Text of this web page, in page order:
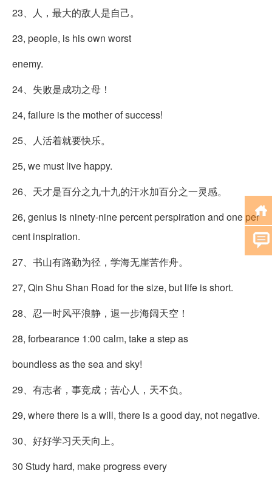
23、人，最大的敌人是自己。
23, people, is his own worst
enemy.
24、失败是成功之母！
24, failure is the mother of success!
25、人活着就要快乐。
25, we must live happy.
26、天才是百分之九十九的汗水加百分之一灵感。
26, genius is ninety-nine percent perspiration and one per
cent inspiration.
27、书山有路勤为径，学海无崖苦作舟。
27, Qin Shu Shan Road for the size, but life is short.
28、忍一时风平浪静，退一步海阔天空！
28, forbearance 1:00 calm, take a step as
boundless as the sea and sky!
29、有志者，事竞成；苦心人，天不负。
29, where there is a will, there is a good day, not negative.
30、好好学习天天向上。
30 Study hard, make progress every